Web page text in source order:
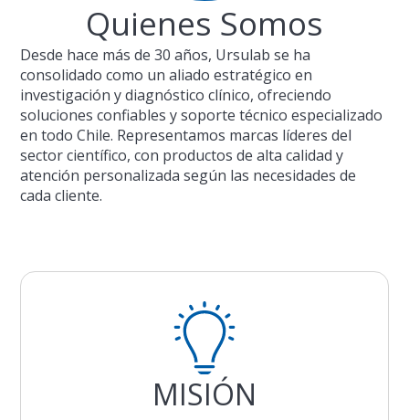
Quienes Somos
Desde hace más de 30 años, Ursulab se ha
consolidado como un aliado estratégico en
investigación y diagnóstico clínico, ofreciendo
soluciones confiables y soporte técnico especializado
en todo Chile. Representamos marcas líderes del
sector científico, con productos de alta calidad y
atención personalizada según las necesidades de
cada cliente.
MISIÓN